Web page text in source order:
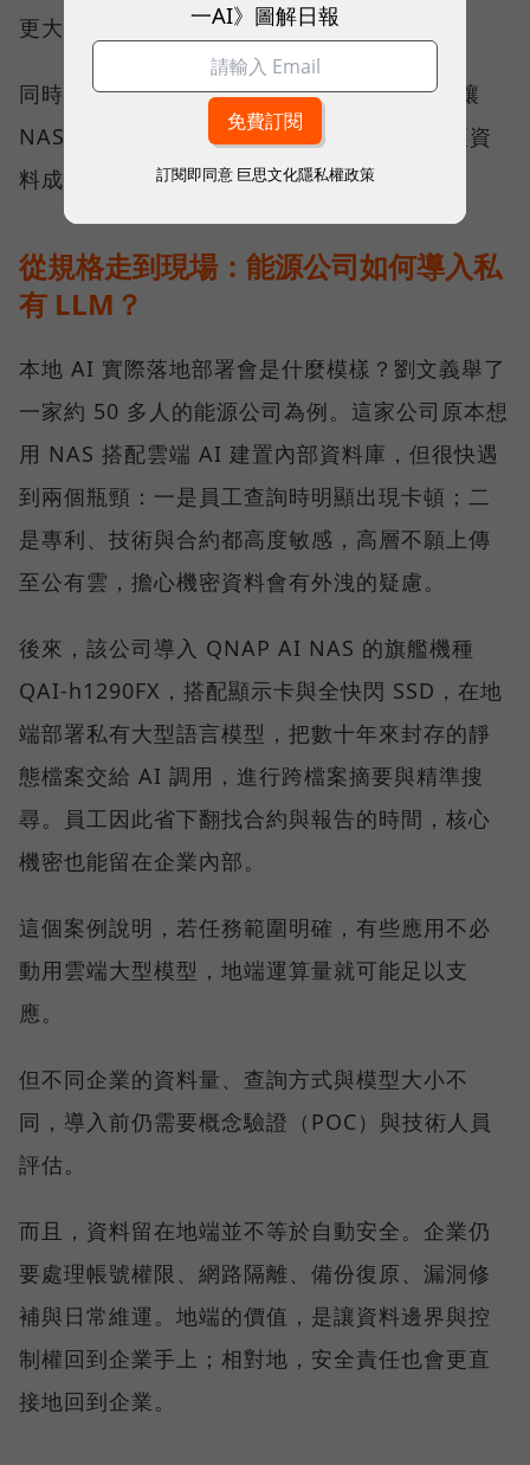
更大的運算量。
同時 QNAP 也在軟體端也持續開發，目標是讓
NAS 裡的資料更有效率地被 AI 工具調用，讓資
料成為有價值的知識。
從規格走到現場：能源公司如何導入私
有 LLM？
本地 AI 實際落地部署會是什麼模樣？劉文義舉了
一家約 50 多人的能源公司為例。這家公司原本想
用 NAS 搭配雲端 AI 建置內部資料庫，但很快遇
到兩個瓶頸：一是員工查詢時明顯出現卡頓；二
是專利、技術與合約都高度敏感，高層不願上傳
至公有雲，擔心機密資料會有外洩的疑慮。
後來，該公司導入 QNAP AI NAS 的旗艦機種
QAI-h1290FX，搭配顯示卡與全快閃 SSD，在地
端部署私有大型語言模型，把數十年來封存的靜
態檔案交給 AI 調用，進行跨檔案摘要與精準搜
尋。員工因此省下翻找合約與報告的時間，核心
機密也能留在企業內部。
這個案例說明，若任務範圍明確，有些應用不必
動用雲端大型模型，地端運算量就可能足以支
應。
但不同企業的資料量、查詢方式與模型大小不
同，導入前仍需要概念驗證（POC）與技術人員
評估。
而且，資料留在地端並不等於自動安全。企業仍
要處理帳號權限、網路隔離、備份復原、漏洞修
補與日常維運。地端的價值，是讓資料邊界與控
制權回到企業手上；相對地，安全責任也會更直
接地回到企業。
一AI》圖解日報
訂閱即同意 巨思文化隱私權政策